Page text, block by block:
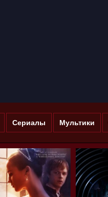
Сериалы Мультики